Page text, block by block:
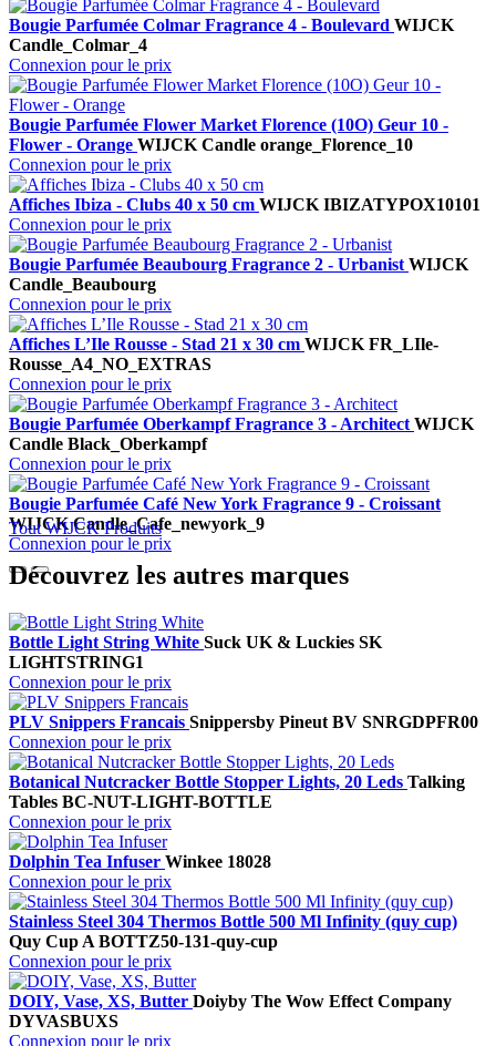
Bougie Parfumée Colmar Fragrance 4 - Boulevard WIJCK
Candle_Colmar_4
Connexion pour le prix
Bougie Parfumée Flower Market Florence (10O) Geur 10 -
Flower - Orange WIJCK Candle orange_Florence_10
Connexion pour le prix
Affiches Ibiza - Clubs 40 x 50 cm WIJCK IBIZATYPOX10101
Connexion pour le prix
Bougie Parfumée Beaubourg Fragrance 2 - UrbanistWIJCK
Candle_Beaubourg
Connexion pour le prix
Affiches L’Ile Rousse - Stad 21 x 30 cm WIJCK FR_LIle-
Rousse_A4_NO_EXTRAS
Connexion pour le prix
Bougie Parfumée Oberkampf Fragrance 3 - ArchitectWIJCK
Candle Black_Oberkampf
Connexion pour le prix
Bougie Parfumée Café New York Fragrance 9 - Croissant
WIJCK Candle_Cafe_newyork_9
Connexion pour le prix
Tout WIJCK Produits
Découvrez les autres marques
Bottle Light String White Suck UK & Luckies SK
LIGHTSTRING1
Connexion pour le prix
PLV Snippers Francais Snippersby Pineut BV SNRGDPFR00
Connexion pour le prix
Botanical Nutcracker Bottle Stopper Lights, 20 Leds Talking
Tables BC-NUT-LIGHT-BOTTLE
Connexion pour le prix
Dolphin Tea Infuser Winkee 18028
Connexion pour le prix
Stainless Steel 304 Thermos Bottle 500 Ml Infinity (quy cup)
Quy Cup A BOTTZ50-131-quy-cup
Connexion pour le prix
DOIY, Vase, XS, Butter Doiyby The Wow Effect Company
DYVASBUXS
Connexion pour le prix